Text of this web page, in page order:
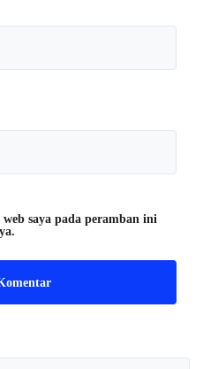
saya pada peramban ini